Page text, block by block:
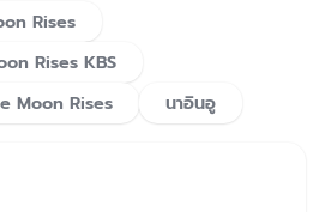
Rises
Rises KBS
Moon Rises
นาอินอู